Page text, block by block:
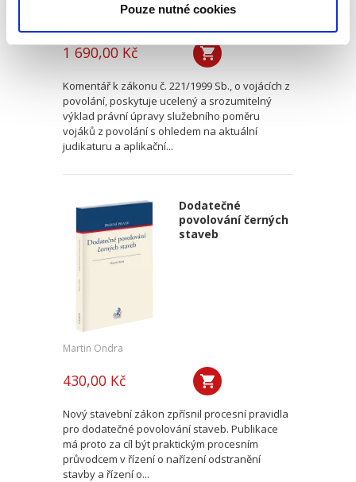
Pouze nutné cookies
1 690,00 Kč
Komentář k zákonu č. 221/1999 Sb., o vojácích z
povolání, poskytuje ucelený a srozumitelný
výklad právní úpravy služebního poměru
vojáků z povolání s ohledem na aktuální
judikaturu a aplikační...
Dodatečné
povolování černých
staveb
Martin Ondra
430,00 Kč
Nový stavební zákon zpřísnil procesní pravidla
pro dodatečné povolování staveb. Publikace
má proto za cíl být praktickým procesním
průvodcem v řízení o nařízení odstranění
stavby a řízení o...